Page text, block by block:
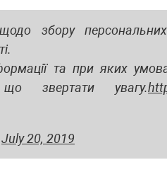
збору
та при яких
звертати увагу.
July 20, 2019